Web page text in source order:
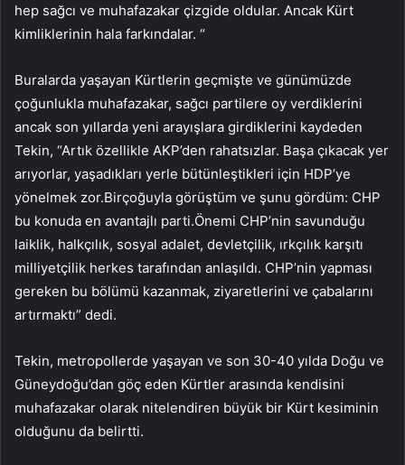
hep sağcı ve muhafazakar çizgide oldular. Ancak Kürt
kimliklerinin hala farkındalar. “
Buralarda yaşayan Kürtlerin geçmişte ve günümüzde
çoğunlukla muhafazakar, sağcı partilere oy verdiklerini
ancak son yıllarda yeni arayışlara girdiklerini kaydeden
Tekin, “Artık özellikle AKP’den rahatsızlar. Başa çıkacak yer
arıyorlar, yaşadıkları yerle bütünleştikleri için HDP’ye
yönelmek zor.Birçoğuyla görüştüm ve şunu gördüm: CHP
bu konuda en avantajlı parti.Önemi CHP’nin savunduğu
laiklik, halkçılık, sosyal adalet, devletçilik, ırkçılık karşıtı
milliyetçilik herkes tarafından anlaşıldı. CHP’nin yapması
gereken bu bölümü kazanmak, ziyaretlerini ve çabalarını
artırmaktı” dedi.
Tekin, metropollerde yaşayan ve son 30-40 yılda Doğu ve
Güneydoğu’dan göç eden Kürtler arasında kendisini
muhafazakar olarak nitelendiren büyük bir Kürt kesiminin
olduğunu da belirtti.